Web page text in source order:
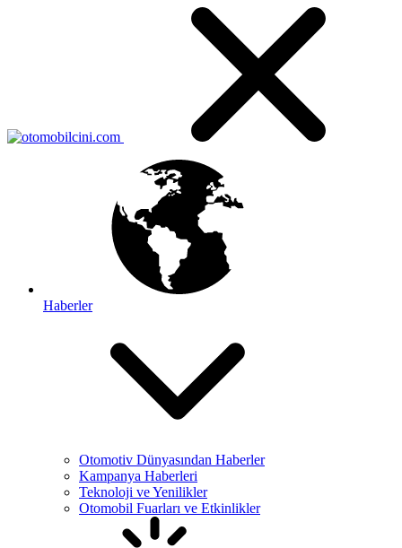
Haberler
Otomotiv Dünyasından Haberler
Kampanya Haberleri
Teknoloji ve Yenilikler
Otomobil Fuarları ve Etkinlikler